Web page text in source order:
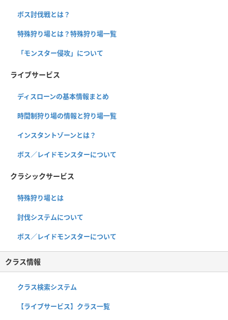
ボス討伐戦とは？
特殊狩り場とは？特殊狩り場一覧
「モンスター侵攻」について
ライブサービス
ディスローンの基本情報まとめ
時間制狩り場の情報と狩り場一覧
インスタントゾーンとは？
ボス／レイドモンスターについて
クラシックサービス
特殊狩り場とは
討伐システムについて
ボス／レイドモンスターについて
クラス情報
クラス検索システム
【ライブサービス】クラス一覧